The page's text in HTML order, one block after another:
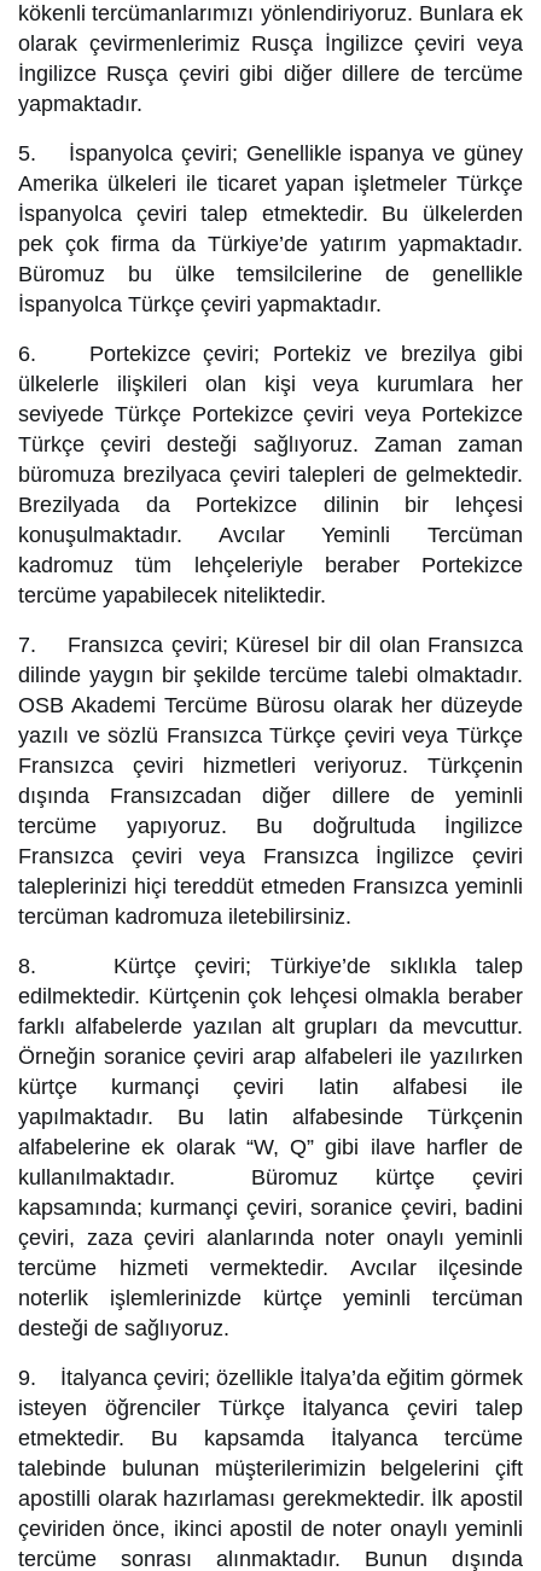
kökenli tercümanlarımızı yönlendiriyoruz. Bunlara ek
olarak çevirmenlerimiz Rusça İngilizce çeviri veya
İngilizce Rusça çeviri gibi diğer dillere de tercüme
yapmaktadır.
5. İspanyolca çeviri; Genellikle ispanya ve güney
Amerika ülkeleri ile ticaret yapan işletmeler Türkçe
İspanyolca çeviri talep etmektedir. Bu ülkelerden
pek çok firma da Türkiye’de yatırım yapmaktadır.
Büromuz bu ülke temsilcilerine de genellikle
İspanyolca Türkçe çeviri yapmaktadır.
6. Portekizce çeviri; Portekiz ve brezilya gibi
ülkelerle ilişkileri olan kişi veya kurumlara her
seviyede Türkçe Portekizce çeviri veya Portekizce
Türkçe çeviri desteği sağlıyoruz. Zaman zaman
büromuza brezilyaca çeviri talepleri de gelmektedir.
Brezilyada da Portekizce dilinin bir lehçesi
konuşulmaktadır. Avcılar Yeminli Tercüman
kadromuz tüm lehçeleriyle beraber Portekizce
tercüme yapabilecek niteliktedir.
7. Fransızca çeviri; Küresel bir dil olan Fransızca
dilinde yaygın bir şekilde tercüme talebi olmaktadır.
OSB Akademi Tercüme Bürosu olarak her düzeyde
yazılı ve sözlü Fransızca Türkçe çeviri veya Türkçe
Fransızca çeviri hizmetleri veriyoruz. Türkçenin
dışında Fransızcadan diğer dillere de yeminli
tercüme yapıyoruz. Bu doğrultuda İngilizce
Fransızca çeviri veya Fransızca İngilizce çeviri
taleplerinizi hiçi tereddüt etmeden Fransızca yeminli
tercüman kadromuza iletebilirsiniz.
8. Kürtçe çeviri; Türkiye’de sıklıkla talep
edilmektedir. Kürtçenin çok lehçesi olmakla beraber
farklı alfabelerde yazılan alt grupları da mevcuttur.
Örneğin soranice çeviri arap alfabeleri ile yazılırken
kürtçe kurmançi çeviri latin alfabesi ile
yapılmaktadır. Bu latin alfabesinde Türkçenin
alfabelerine ek olarak “W, Q” gibi ilave harfler de
kullanılmaktadır. Büromuz kürtçe çeviri
kapsamında; kurmançi çeviri, soranice çeviri, badini
çeviri, zaza çeviri alanlarında noter onaylı yeminli
tercüme hizmeti vermektedir. Avcılar ilçesinde
noterlik işlemlerinizde kürtçe yeminli tercüman
desteği de sağlıyoruz.
9. İtalyanca çeviri; özellikle İtalya’da eğitim görmek
isteyen öğrenciler Türkçe İtalyanca çeviri talep
etmektedir. Bu kapsamda İtalyanca tercüme
talebinde bulunan müşterilerimizin belgelerini çift
apostilli olarak hazırlaması gerekmektedir. İlk apostil
çeviriden önce, ikinci apostil de noter onaylı yeminli
tercüme sonrası alınmaktadır. Bunun dışında